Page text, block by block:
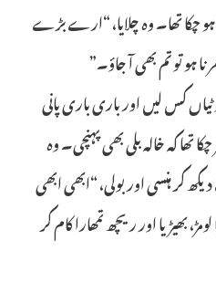
چکا تھا۔ وہ چلایا، “ارے بڑے
ہو تو تم بھی آ جاؤ۔”
کس لیں اور باری باری پانی
تھا کہ خالہ بلی بھی پہنچی۔ وہ
کر ہنسی اور بولی، “ابھی ابھی
بھیڑیا اور ریچھ تمھارا کام کر